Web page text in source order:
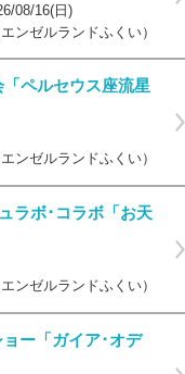
08/16(日)
ンゼルランドふくい）
「ペルセウス座流星
ンゼルランドふくい）
ラボ･コラボ「お天
ンゼルランドふくい）
ョー「ガイア･オデ